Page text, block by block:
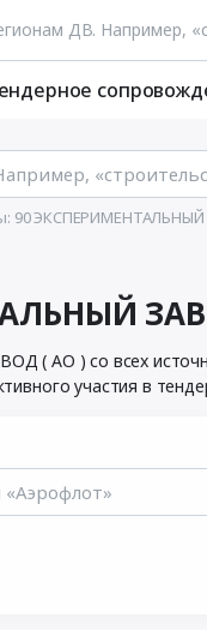
90
( АО ) со всех
участия в